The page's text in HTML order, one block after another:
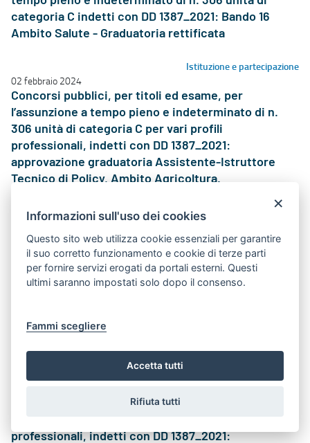
categoria C indetti con DD 1387_2021: Bando 16
Ambito Salute - Graduatoria rettificata
Istituzione e partecipazione
02 febbraio 2024
Concorsi pubblici, per titoli ed esame, per
l’assunzione a tempo pieno e indeterminato di n.
306 unità di categoria C per vari profili
professionali, indetti con DD 1387_2021:
approvazione graduatoria Assistente-Istruttore
Tecnico di Policy, Ambito Agricoltura.
Istituzione e partecipazione
Concorsi pubblici, per titoli ed esame, per
l’assunzione a tempo pieno e indeterminato di n.
306 unità di categoria C per vari profili
professionali, indetti con DD 1387_2021:
Risorse Economico-Finanziarie
Istituzione e partecipazione
l’assunzione a tempo pieno e indeterminato di n.
professionali, indetti con DD 1387_2021:
×
Informazioni sull'uso dei cookies
Questo sito web utilizza cookie essenziali per garantire
il suo corretto funzionamento e cookie di terze parti
per fornire servizi erogati da portali esterni. Questi
ultimi saranno impostati solo dopo il consenso.
Fammi scegliere
Accetta tutti
Rifiuta tutti